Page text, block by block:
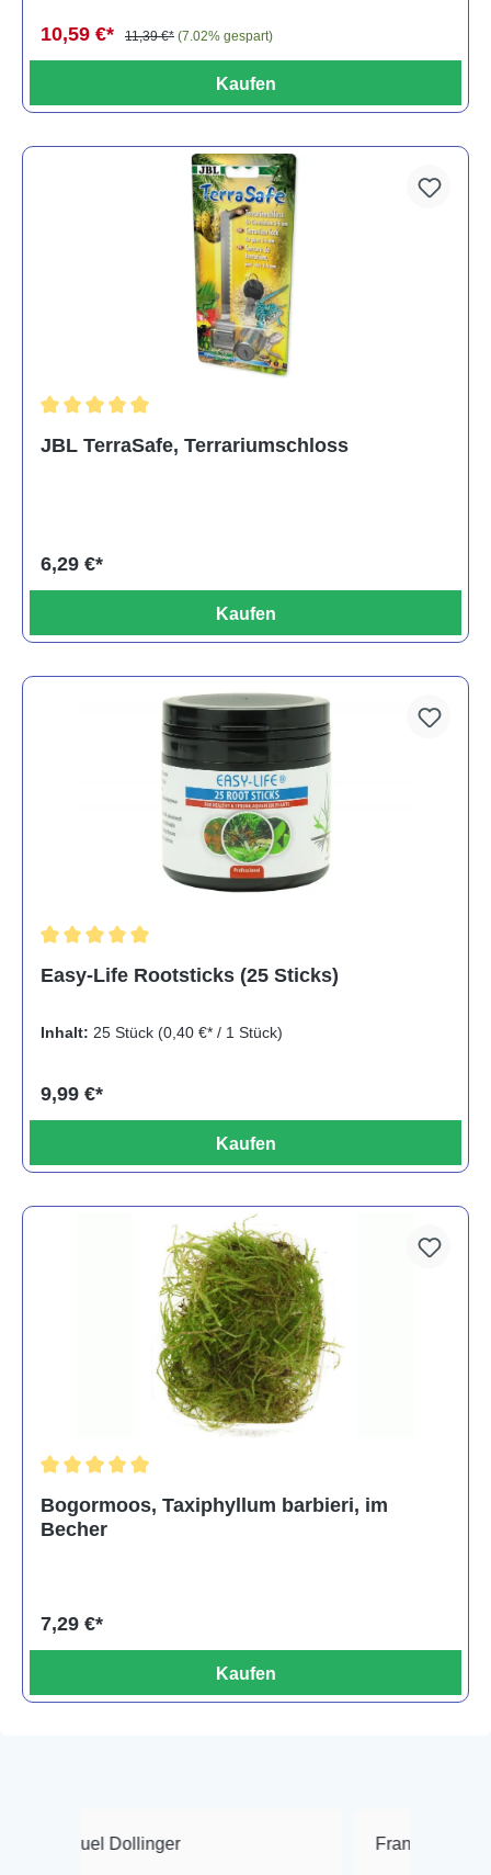
10,59 €* 11,39 €* (7.02% gespart)
Kaufen
JBL TerraSafe, Terrariumschloss
6,29 €*
Kaufen
Easy-Life Rootsticks (25 Sticks)
Inhalt: 25 Stück (0,40 €* / 1 Stück)
9,99 €*
Kaufen
Bogormoos, Taxiphyllum barbieri, im
Becher
7,29 €*
Kaufen
Frank Hackmayer